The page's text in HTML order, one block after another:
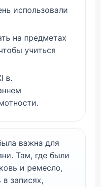
использовали
на предметах
учиться
в.
важна для
Там, где были
и ремесло,
в записях,